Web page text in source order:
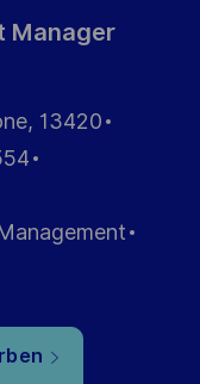
Manager
13420